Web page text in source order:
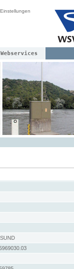
Einstellungen
Webservices